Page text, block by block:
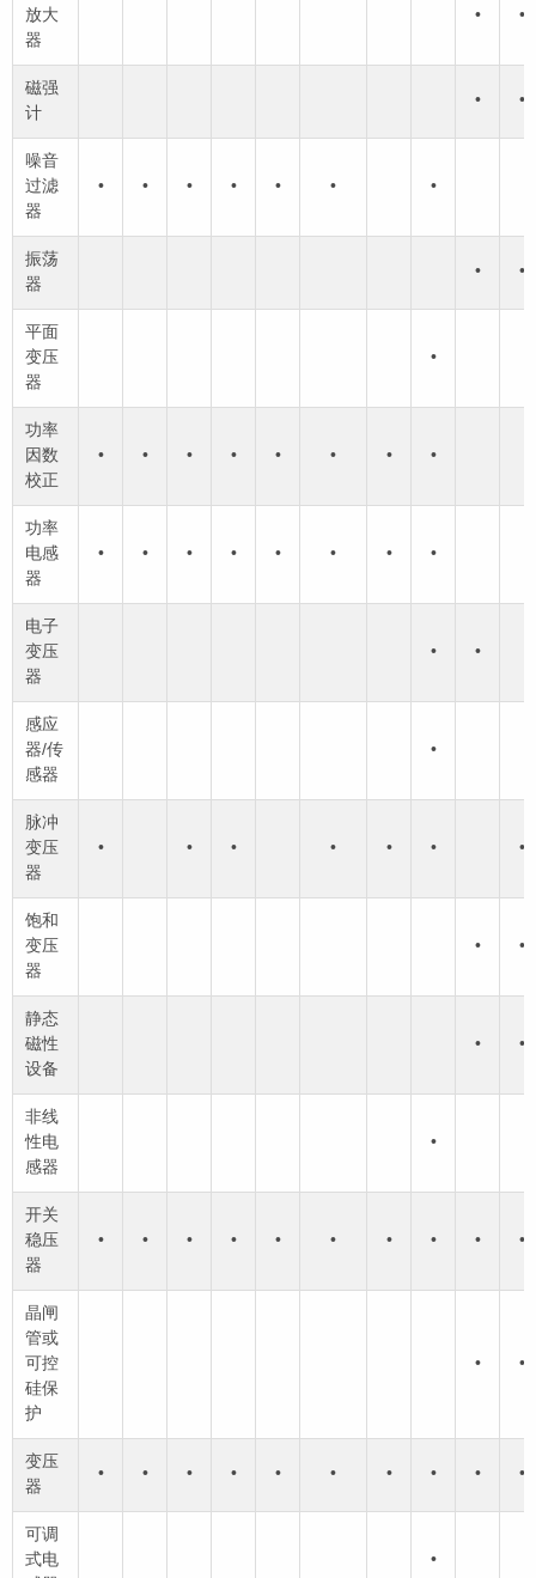
放大
器
• •
磁强
计
• •
噪音
过滤
器
• • • • • • •
振荡
器
• •
平面
变压
器
•
功率
因数
校正
• • • • • • • •
功率
电感
器
• • • • • • • •
电子
变压
器
• •
感应
器/传
感器
•
脉冲
变压
器
• • • • • • •
饱和
变压
器
• •
静态
磁性
设备
• •
非线
性电
感器
•
开关
稳压
器
• • • • • • • • • •
晶闸
管或
可控
硅保
护
• •
变压
器
• • • • • • • • • •
可调
式电
•